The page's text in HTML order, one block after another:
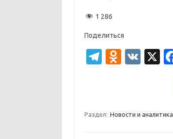
1 286
Поделиться
T
a
O
kl
V
X
Раздел: Новости и аналитика